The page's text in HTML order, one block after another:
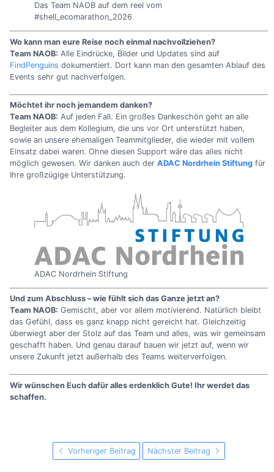
Das Team NAOB auf dem reel vom
#shell_ecomarathon_2026
Wo kann man eure Reise noch einmal nachvollziehen?
Team NAOB: Alle Eindrücke, Bilder und Updates sind auf
FindPenguins dokumentiert. Dort kann man den gesamten Ablauf des
Events sehr gut nachverfolgen.
Möchtet ihr noch jemandem danken?
Team NAOB: Auf jeden Fall. Ein großes Dankeschön geht an alle
Begleiter aus dem Kollegium, die uns vor Ort unterstützt haben,
sowie an unsere ehemaligen Teammitglieder, die wieder mit vollem
Einsatz dabei waren. Ohne diesen Support wäre das alles nicht
möglich gewesen. Wir danken auch der ADAC Nordrhein Stiftung für
Ihre großzügige Unterstützung.
ADAC Nordrhein Stiftung
Und zum Abschluss – wie fühlt sich das Ganze jetzt an?
Team NAOB: Gemischt, aber vor allem motivierend. Natürlich bleibt
das Gefühl, dass es ganz knapp nicht gereicht hat. Gleichzeitig
überwiegt aber der Stolz auf das Team und alles, was wir gemeinsam
geschafft haben. Und genau darauf bauen wir jetzt auf, wenn wir
unsere Zukunft jetzt außerhalb des Teams weiterverfolgen.
Wir wünschen Euch dafür alles erdenklich Gute! Ihr werdet das
schaffen.
Vorheriger Beitrag Nächster Beitrag